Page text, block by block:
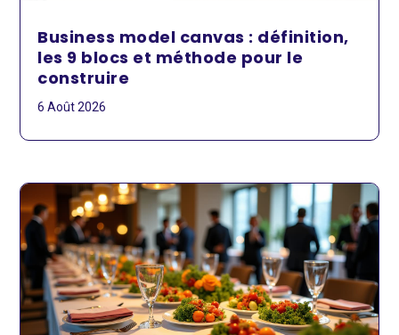
Business model canvas : définition,
les 9 blocs et méthode pour le
construire
6 Août 2026